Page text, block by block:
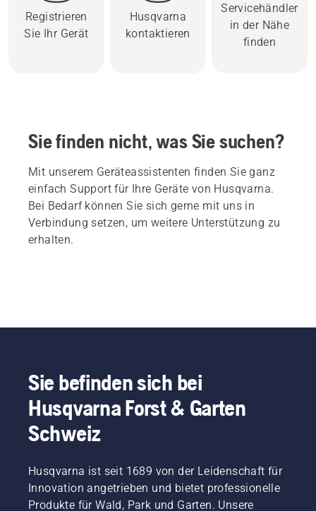
Registrieren
Sie Ihr Gerät
Husqvarna
kontaktieren
Servicehändler
in der Nähe
finden
Sie finden nicht, was Sie suchen?
Mit unserem Geräteassistenten finden Sie ganz
einfach Support für Ihre Geräte von Husqvarna.
Bei Bedarf können Sie sich gerne mit uns in
Verbindung setzen, um weitere Unterstützung zu
erhalten.
Sie befinden sich bei
Husqvarna Forst & Garten
Schweiz
Husqvarna ist seit 1689 von der Leidenschaft für
Innovation angetrieben und bietet professionelle
Produkte für Wald, Park und Garten. Unsere